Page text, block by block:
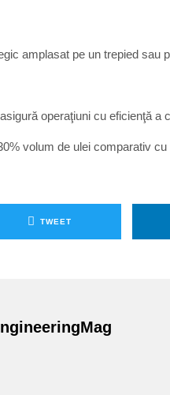
amplasat pe un trepied sau
operaţiuni cu eficienţă a
volum de ulei comparativ
TWEET